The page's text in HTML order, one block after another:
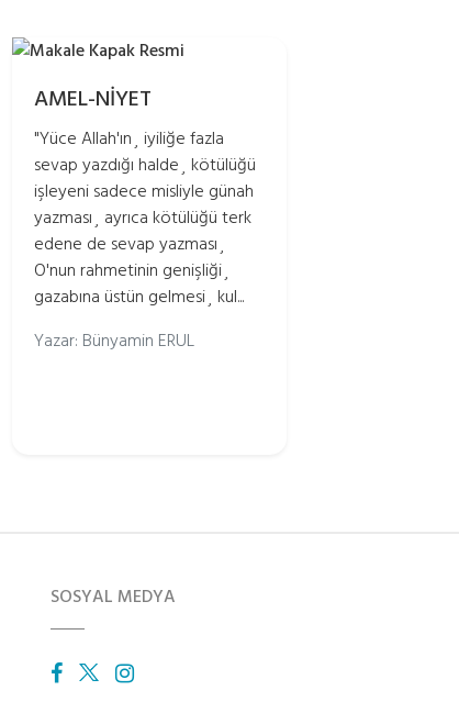
AMEL-NİYET
"Yüce Allah'ın¸ iyiliğe fazla
sevap yazdığı halde¸ kötülüğü
işleyeni sadece misliyle günah
yazması¸ ayrıca kötülüğü terk
edene de sevap yazması¸
O'nun rahmetinin genişliği¸
gazabına üstün gelmesi¸ kul...
Yazar: Bünyamin ERUL
SOSYAL MEDYA